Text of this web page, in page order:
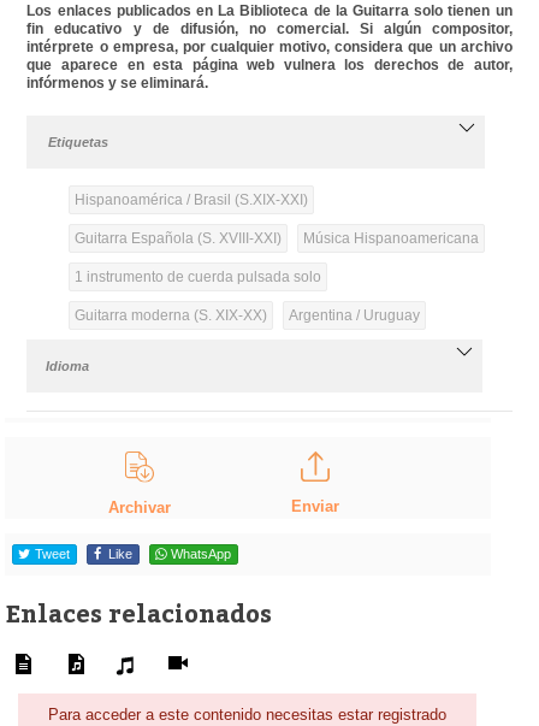
Los enlaces publicados en La Biblioteca de la Guitarra solo tienen un
fin educativo y de difusión, no comercial. Si algún compositor,
intérprete o empresa, por cualquier motivo, considera que un archivo
que aparece en esta página web vulnera los derechos de autor,
infórmenos y se eliminará.
Etiquetas
Hispanoamérica / Brasil (S.XIX-XXI)
Guitarra Española (S. XVIII-XXI) Música Hispanoamericana
1 instrumento de cuerda pulsada solo
Guitarra moderna (S. XIX-XX) Argentina / Uruguay
Idioma
Archivar Enviar
Tweet Like WhatsApp
Enlaces relacionados
Para acceder a este contenido necesitas estar registrado